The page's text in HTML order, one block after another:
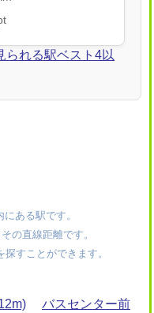
られる駅ベスト4以
ある駅です。
の直線距離です。
すことができます。
バスセンター前